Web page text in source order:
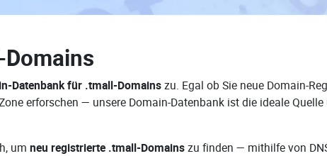
Datenbank für .tmall-Domainszu. Egal ob Sie neue Domain-
erforschen — unsere Domain-Datenbank ist die ideale
um neu registrierte .tmall-Domainszu finden — mithilfe von